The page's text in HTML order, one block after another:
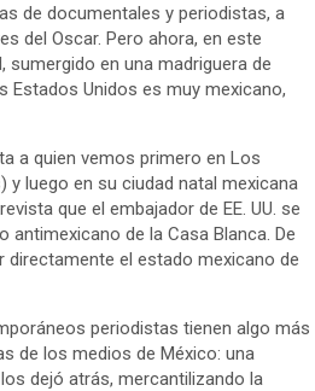
de documentales y periodistas, a
del Oscar. Pero ahora, en este
en una madriguera de
Estados Unidos es muy mexicano,
a quien vemos primero en Los
luego en su ciudad natal mexicana
que el embajador de EE. UU. se
de la Casa Blanca. De
el estado mexicano de
periodistas tienen algo más
de los medios de México: una
dejó atrás, mercantilizando la